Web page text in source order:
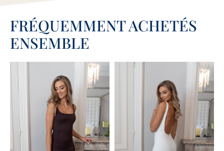
FRÉQUEMMENT ACHETÉS
ENSEMBLE